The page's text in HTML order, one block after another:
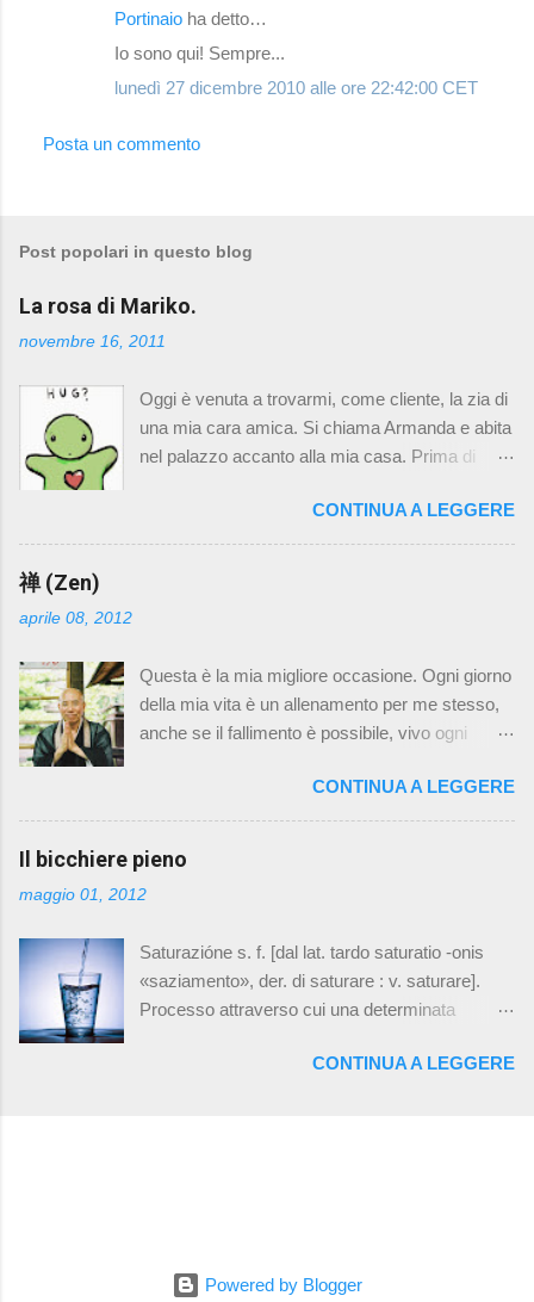
Portinaio ha detto…
Io sono qui! Sempre...
lunedì 27 dicembre 2010 alle ore 22:42:00 CET
Posta un commento
Post popolari in questo blog
La rosa di Mariko.
novembre 16, 2011
Oggi è venuta a trovarmi, come cliente, la zia di
una mia cara amica. Si chiama Armanda e abita
nel palazzo accanto alla mia casa. Prima di
discorso è finito sulla mia morosa Mariko. Le ho
raccontato di come sia stata vicina a me e mio
voglio raccontare qui. “ Il giorno dopo la morte di
mio padre mi sono alzato presto e mi sono
messo a scrivere una lettera che volevo
recati all'hospice dove era allestita la camera
ardente, per dare l'ultimo saluto a papà. Prima di
andarsene dai nostri occhi ho voluto
consegnargli la lettera e le fotografie. Mariko si è
avevamo preparato per lui e gliel'ha messa sul
cuore. L'ho ringra...
CONTINUA A LEGGERE
禅 (Zen)
aprile 08, 2012
Questa è la mia migliore occasione. Ogni giorno
della mia vita è un allenamento per me stesso,
anche se il fallimento è possibile, vivo ogni
cosa, pronto per ogni evenienza. Io sono vivo, io
sono questo momento. Il mio futuro è qui ed ora,
per cui se non posso provare oggi dove e
スだ。 私の人生の毎日は、自分にとっての訓
にごとについても準備万端に、つねに同じ態
度ですべての瞬間を生きぬく。 私は生きてい
る、私はこの瞬間そのものだ。 私の未来は今
どこでやるというのだ？ Soen Ozeki Daisen-in
CONTINUA A LEGGERE
Il bicchiere pieno
maggio 01, 2012
Saturazióne s. f. [dal lat. tardo saturatio -onis
«saziamento», der. di saturare : v. saturare].
Processo attraverso cui una determinata
espressa in genere da una grandezza
http://www.treccani.it/vocabolario/saturazione/ Il
CONTINUA A LEGGERE
Powered by Blogger